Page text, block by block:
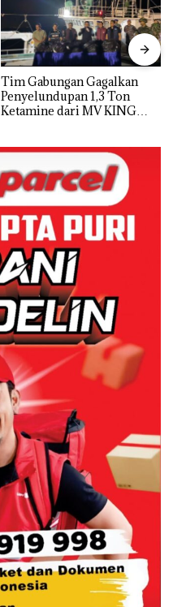
Tim Gabungan Gagalkan
Penyelundupan 1,3 Ton
Ketamine dari MV KING